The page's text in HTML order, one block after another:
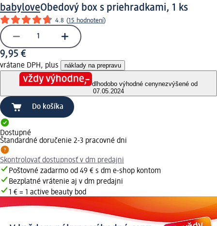
babyloveObedový box s priehradkami, 1 ks
4.8 (15 hodnotení)
9,95 €
vrátane DPH, plus náklady na prepravu
dlhodobo výhodné cenynezvýšené od
07.05.2024
Do košíka
Dostupné
Štandardné doručenie 2-3 pracovné dni
Skontrolovať dostupnosť v dm predajni
Poštovné zadarmo od 49 € s dm e-shop kontom
Bezplatné vrátenie aj v dm predajni
1 € = 1 active beauty bod